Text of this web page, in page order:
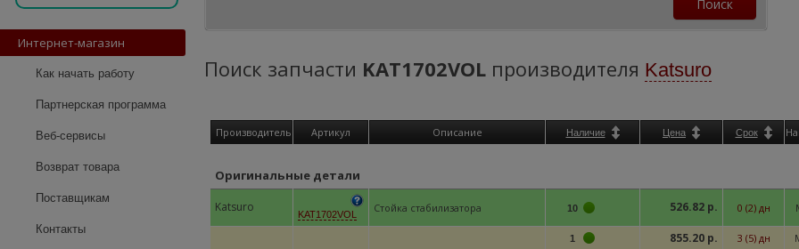
Интернет-магазин
Как начать работу
Партнерская программа
Веб-сервисы
Возврат товара
Поставщикам
Контакты
Поиск запчасти KAT1702VOL производителя Katsuro
Производитель Артикул Описание Наличие Цена Срок
Оригинальные детали
Katsuro KAT1702VOL Стойка стабилизатора 10 526.82 р. 0 (2) дн
1 855.20 р. 3 (5) дн